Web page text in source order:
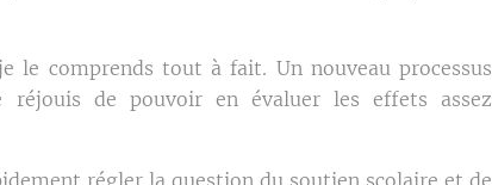
le comprends tout à fait. Un nouveau processus
de pouvoir en évaluer les effets assez
régler la question du soutien scolaire et de